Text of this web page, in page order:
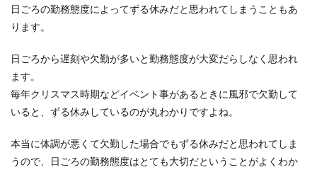
日ごろの勤務態度によってずる休みだと思われてしまうこともあ
ります。
日ごろから遅刻や欠勤が多いと勤務態度が大変だらしなく思われ
ます。
毎年クリスマス時期などイベント事があるときに風邪で欠勤して
いると、ずる休みしているのが丸わかりですよね。
本当に体調が悪くて欠勤した場合でもずる休みだと思われてしま
うので、日ごろの勤務態度はとても大切だということがよくわか